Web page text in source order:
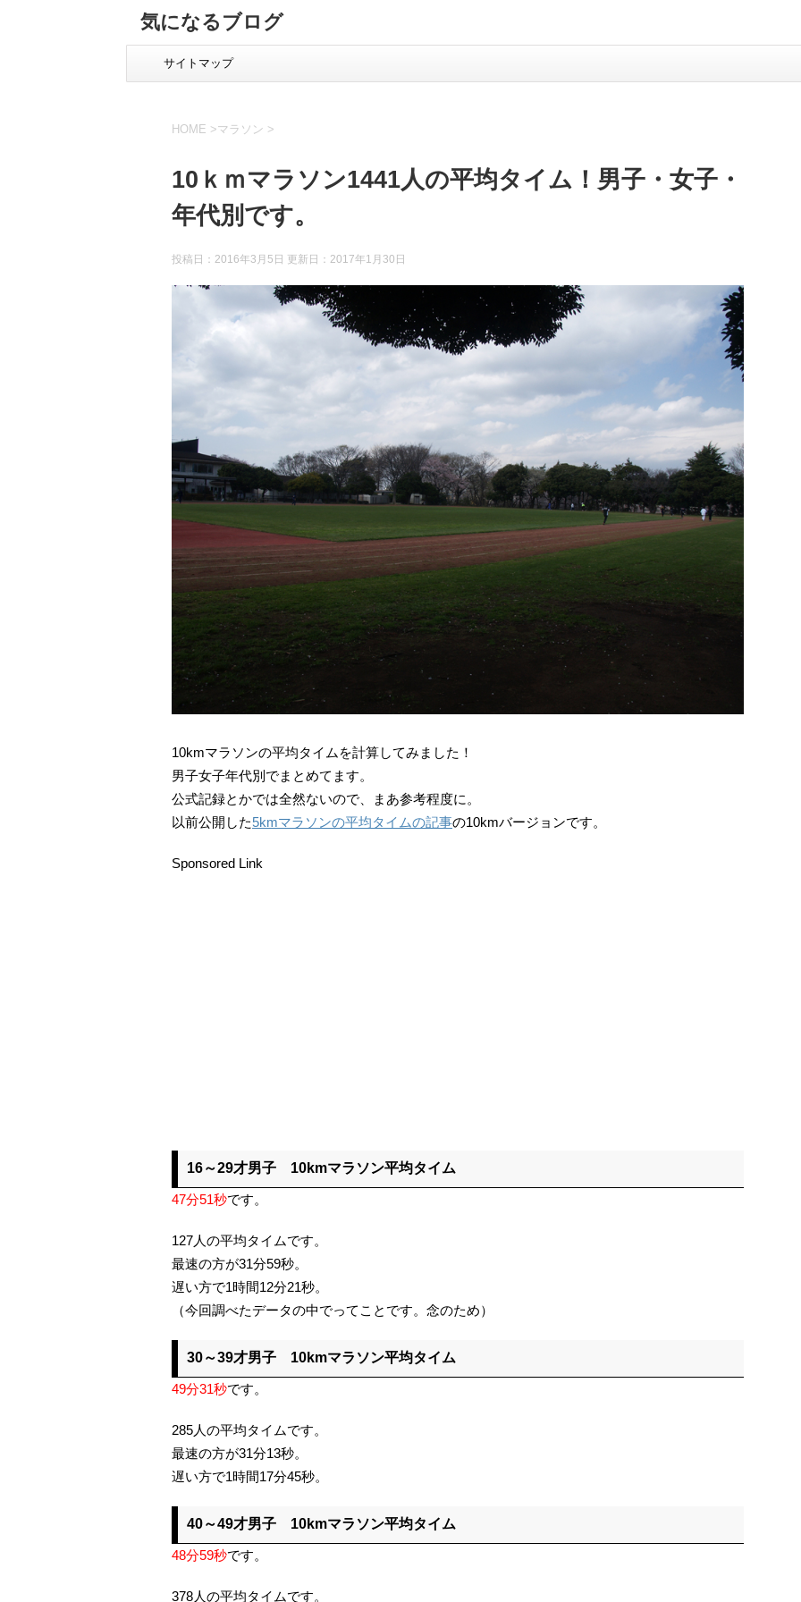
気になるブログ
サイトマップ
HOME >マラソン >
10ｋｍマラソン1441人の平均タイム！男子・女子・
年代別です。
投稿日：2016年3月5日 更新日： 2017年1月30日
10kmマラソンの平均タイムを計算してみました！
男子女子年代別でまとめてます。
公式記録とかでは全然ないので、まあ参考程度に。
以前公開した5kmマラソンの平均タイムの記事の10kmバージョンです。
Sponsored Link
16～29才男子 10kmマラソン平均タイム
47分51秒です。
127人の平均タイムです。
最速の方が31分59秒。
遅い方で1時間12分21秒。
（今回調べたデータの中でってことです。念のため）
30～39才男子 10kmマラソン平均タイム
49分31秒です。
285人の平均タイムです。
最速の方が31分13秒。
遅い方で1時間17分45秒。
40～49才男子 10kmマラソン平均タイム
48分59秒です。
378人の平均タイムです。